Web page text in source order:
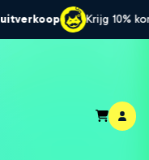
Krijg 10% korting